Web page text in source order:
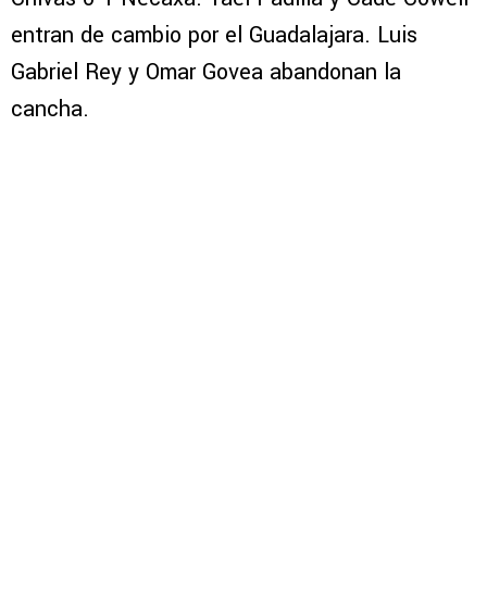
entran de cambio por el Guadalajara. Luis
Gabriel Rey y Omar Govea abandonan la
cancha.